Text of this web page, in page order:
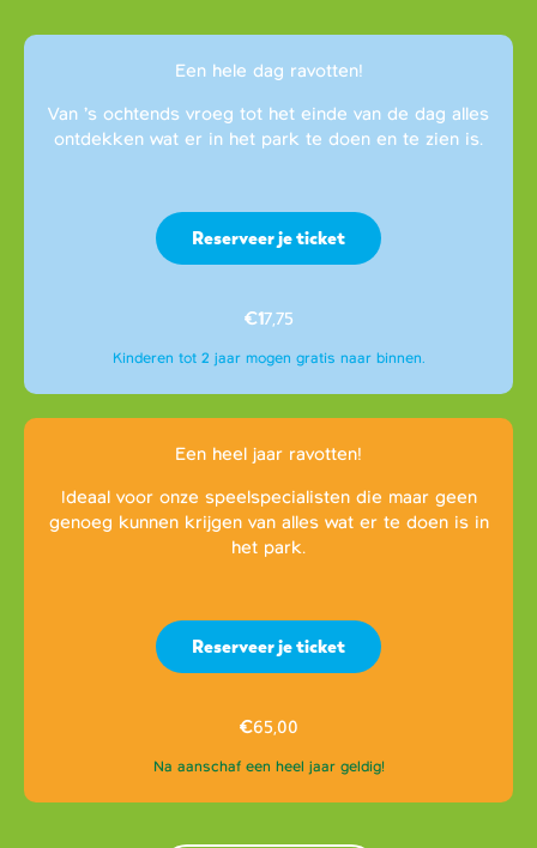
Een hele dag ravotten!
Van ’s ochtends vroeg tot het einde van de dag alles
ontdekken wat er in het park te doen en te zien is.
Reserveer je ticket
€17,75
Kinderen tot 2 jaar mogen gratis naar binnen.
Een heel jaar ravotten!
Ideaal voor onze speelspecialisten die maar geen
genoeg kunnen krijgen van alles wat er te doen is in
het park.
Reserveer je ticket
€65,00
Na aanschaf een heel jaar geldig!